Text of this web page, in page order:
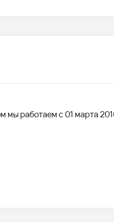
мы работаем с 01 марта